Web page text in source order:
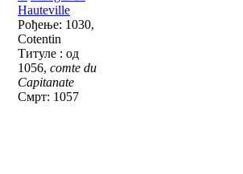
Hauteville
Рођење: 1030,
Cotentin
Титуле : од
1056, comte du
Capitanate
Смрт: 1057